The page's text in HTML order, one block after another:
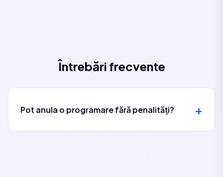
Întrebări frecvente
Pot anula o programare fără penalități?